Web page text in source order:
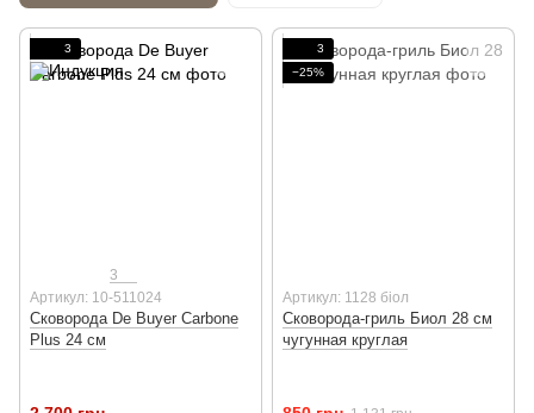
3
3
Артикул: 10-511024
Сковорода De Buyer Carbone
Plus 24 см
3
−25%
Артикул: 1128 біол
Сковорода-гриль Биол 28 см
чугунная круглая